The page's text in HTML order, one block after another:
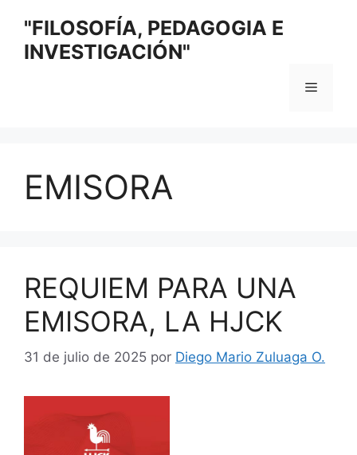
contenido
"FILOSOFÍA, PEDAGOGIA E
INVESTIGACIÓN"
Menú
EMISORA
REQUIEM PARA UNA
EMISORA, LA HJCK
31 de julio de 2025 por Diego Mario Zuluaga O.